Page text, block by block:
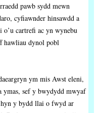
pawb sydd mewn
cyfiawnder hinsawdd a
cartrefi ac yn wynebu
hawliau dynol pobl
ym mis Awst eleni,
ymas, sef y bwydydd mwyaf
y bydd llai o fwyd ar